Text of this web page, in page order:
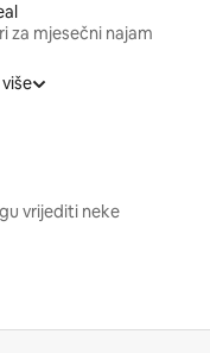
za mjesečni najam
vrijediti neke